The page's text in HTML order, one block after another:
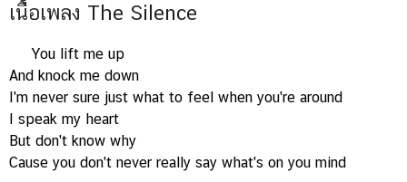
เนื้อเพลง The Silence
You lift me up
And knock me down
I'm never sure just what to feel when you're around
I speak my heart
But don't know why
Cause you don't never really say what's on you mind